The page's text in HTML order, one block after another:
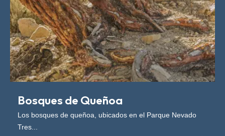
Bosques de Queñoa
Los bosques de queñoa, ubicados en el Parque Nevado
Tres...